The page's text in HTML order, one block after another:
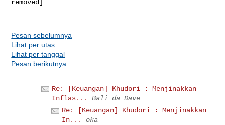
removed]
Pesan sebelumnya
Lihat per utas
Lihat per tanggal
Pesan berikutnya
Re: [Keuangan] Khudori : Menjinakkan
Inflas...
Bali da Dave
Re: [Keuangan] Khudori : Menjinakkan
In...
oka